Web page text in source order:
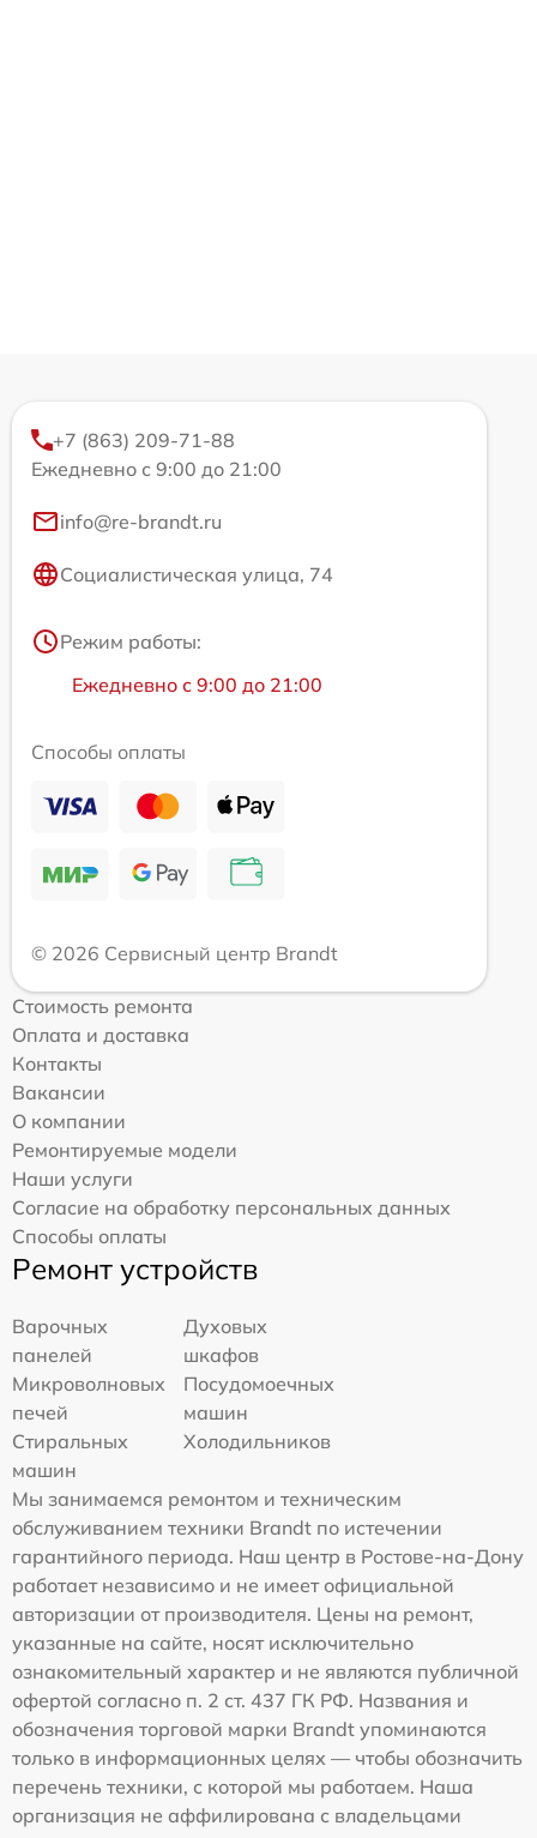
+7 (863) 209-71-88
Ежедневно с 9:00 до 21:00
info@re-brandt.ru
Социалистическая улица, 74
Режим работы:
Ежедневно с 9:00 до 21:00
Способы оплаты
© 2026 Сервисный центр Brandt
Стоимость ремонта
Оплата и доставка
Контакты
Вакансии
О компании
Ремонтируемые модели
Наши услуги
Согласие на обработку персональных данных
Способы оплаты
Ремонт устройств
Варочных
панелей
Духовых
шкафов
Микроволновых
печей
Посудомоечных
машин
Стиральных
машин
Холодильников
Мы занимаемся ремонтом и техническим
обслуживанием техники Brandt по истечении
гарантийного периода. Наш центр в Ростове-на-Дону
работает независимо и не имеет официальной
авторизации от производителя. Цены на ремонт,
указанные на сайте, носят исключительно
ознакомительный характер и не являются публичной
офертой согласно п. 2 ст. 437 ГК РФ. Названия и
обозначения торговой марки Brandt упоминаются
только в информационных целях — чтобы обозначить
перечень техники, с которой мы работаем. Наша
организация не аффилирована с владельцами